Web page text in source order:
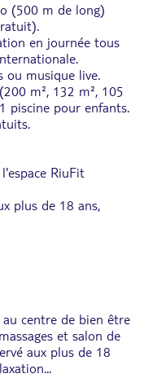
(500 m de long)
en journée tous
ou musique live.
m², 132 m², 105
piscine pour enfants.
RiuFit
plus de 18 ans,
au centre de bien être
et salon de
aux plus de 18
...